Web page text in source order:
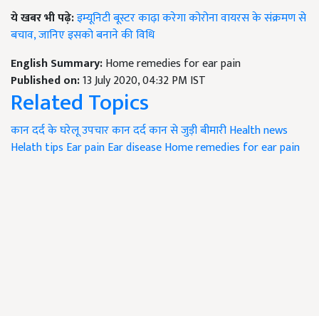
ये खबर भी पढ़े:इम्यूनिटी बूस्टर काढ़ा करेगा कोरोना वायरस के संक्रमण से
बचाव, जानिए इसको बनाने की विधि
English Summary:Home remedies for ear pain
Published on:13 July 2020, 04:32 PM IST
Related Topics
कान दर्द के घरेलू उपचारकान दर्दकान से जुड़ी बीमारीHealth news
Helath tips Ear painEar diseaseHome remedies for ear pain